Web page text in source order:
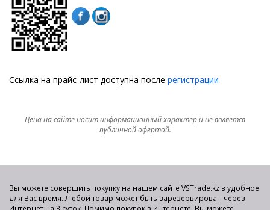
Ссылка на прайс-лист доступна после регистрации
Цена на сайте носит информационный характер и не является
публичной офертой.
Вы можете совершить покупку на нашем сайте VSTrade.kz в удобное
для Вас время. Любой товар может быть зарезервирован через